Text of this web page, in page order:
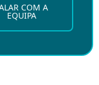
COM A
EQUIPA